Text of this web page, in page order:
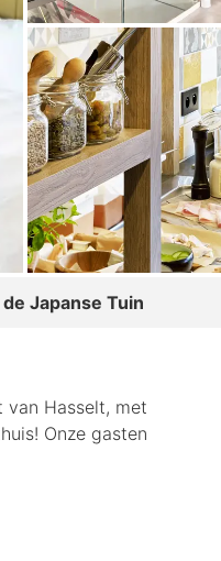
Japanse Tuin
van Hasselt, met
Onze gasten